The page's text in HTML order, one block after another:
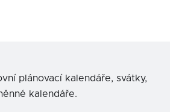
plánovací kalendáře, svátky,
kalendáře.